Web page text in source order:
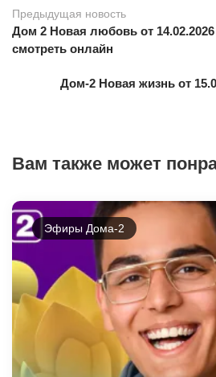
Предыдущая новость
Дом 2 Новая любовь от
смотреть онлайн
Дом-2 Новая жизнь от
Вам также может
Эфиры Дома-2